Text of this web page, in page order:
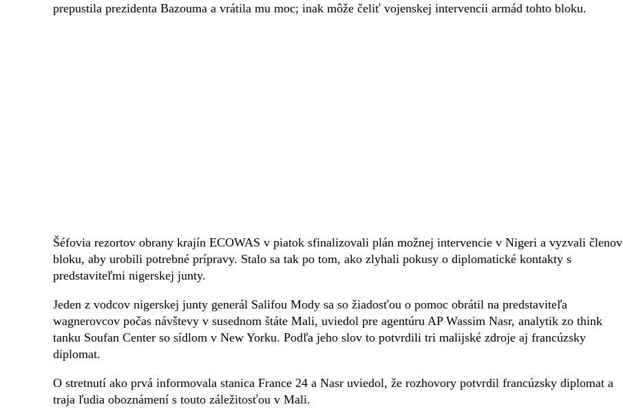
prepustila prezidenta Bazouma a vrátila mu moc; inak môže čeliť vojenskej intervencii armád tohto bloku.
Šéfovia rezortov obrany krajín ECOWAS v piatok sfinalizovali plán možnej intervencie v Nigeri a vyzvali členov
bloku, aby urobili potrebné prípravy. Stalo sa tak po tom, ako zlyhali pokusy o diplomatické kontakty s
predstaviteľmi nigerskej junty.
Jeden z vodcov nigerskej junty generál Salifou Mody sa so žiadosťou o pomoc obrátil na predstaviteľa
wagnerovcov počas návštevy v susednom štáte Mali, uviedol pre agentúru AP Wassim Nasr, analytik zo think
tanku Soufan Center so sídlom v New Yorku. Podľa jeho slov to potvrdili tri malijské zdroje aj francúzsky
diplomat.
O stretnutí ako prvá informovala stanica France 24 a Nasr uviedol, že rozhovory potvrdil francúzsky diplomat a
traja ľudia oboznámení s touto záležitosťou v Mali.